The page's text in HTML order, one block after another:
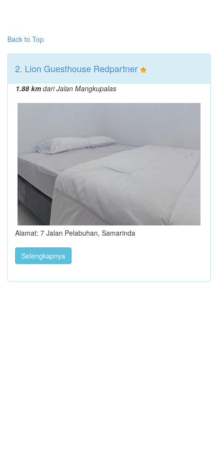
Back to Top
2. Lion Guesthouse Redpartner
1.88 kmdari Jalan Mangkupalas
Alamat: 7 Jalan Pelabuhan, Samarinda
Selengkapnya